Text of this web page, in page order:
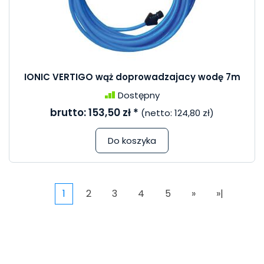
IONIC VERTIGO wąż doprowadzajacy wodę 7m
Dostępny
brutto:153,50 zł * (netto: 124,80 zł)
Do koszyka
1 2 3 4 5 » »|